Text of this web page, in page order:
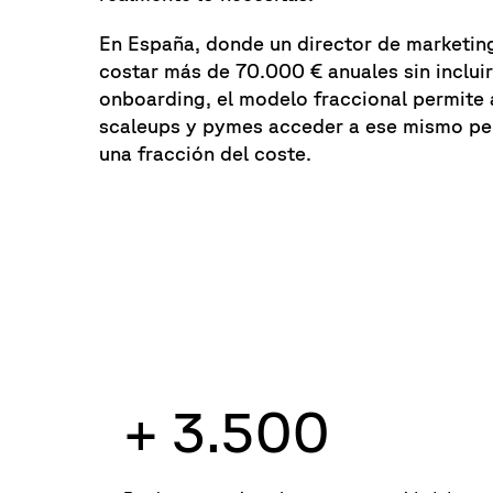
En España, donde un director de
costar más de 70.000 € anuales sin
onboarding, el modelo fraccional permite
scaleups y pymes acceder a ese mismo
una fracción del coste.
+ 3.500